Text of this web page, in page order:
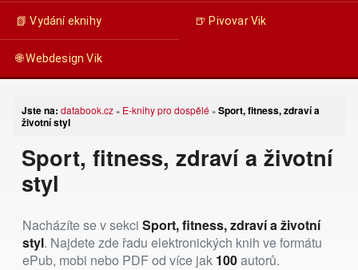
📗 Vydání eknihy 🍺 Pivovar Vik
🌐 Webdesign Vik
Jste na: databook.cz » E-knihy pro dospělé » Sport, fitness, zdraví a
životní styl
Sport, fitness, zdraví a životní
styl
Nacházíte se v sekci Sport, fitness, zdraví a životní
styl. Najdete zde řadu elektronických knih ve formátu
ePub, mobi nebo PDF od více jak 100autorů.